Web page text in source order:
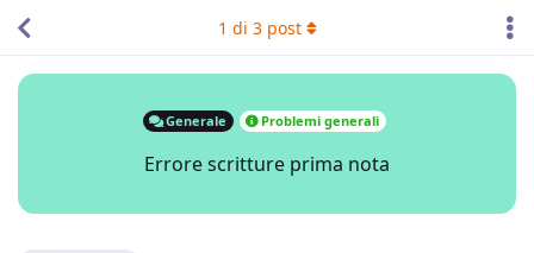
Generale Problemi generali
Errore scritture prima nota
1 di 3post